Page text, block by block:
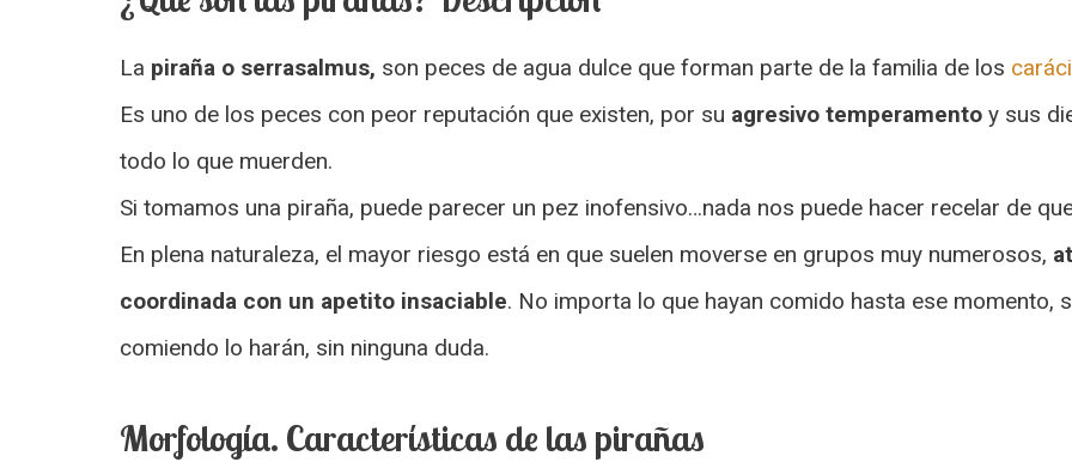
La piraña o serrasalmus, son peces de agua dulce que forman parte de la familia de los
Es uno de los peces con peor reputación que existen, por su agresivo temperamento y sus
todo lo que muerden.
Si tomamos una piraña, puede parecer un pez inofensivo…nada nos puede hacer recelar de
En plena naturaleza, el mayor riesgo está en que suelen moverse en grupos muy numerosos,
coordinada con un apetito insaciable. No importa lo que hayan comido hasta ese momento,
comiendo lo harán, sin ninguna duda.
Morfología. Características de las pirañas